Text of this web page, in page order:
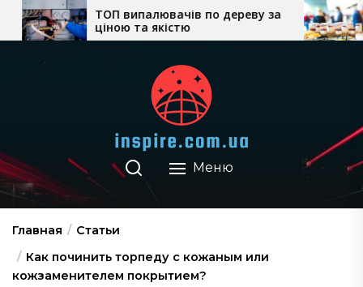
Перейти
випалювачів по дереву за
та якістю
Як вибрати
ціни, формат
місце
Меню
Главная
Статьи
Как починить торпеду с кожаным или
кожзаменителем покрытием?